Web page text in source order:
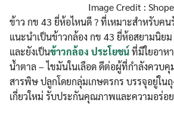
Image Credit :
ข้าว กข 43 ยี่ห้อไหนดี ? ที่เหมาะสำหรับค
แนะนำเป็นข้าวกล้อง กข 43 ยี่ห้อสยามนิย
และยังเป็นข้าวกล้อง ประโยชน์ที่มีใยอาห
น้ำตาล – ไขมันในเลือด ดีต่อผู้ที่กำลังควบ
สารพิษ ปลูกโดยกลุ่มเกษตรกร บรรจุอยู่ใน
เกี่ยวใหม่ รับประกันคุณภาพและความอร่อ